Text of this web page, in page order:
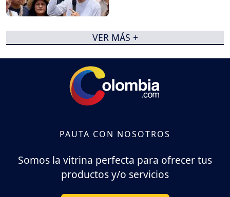
VER MÁS +
PAUTA CON NOSOTROS
Somos la vitrina perfecta para ofrecer tus
productos y/o servicios